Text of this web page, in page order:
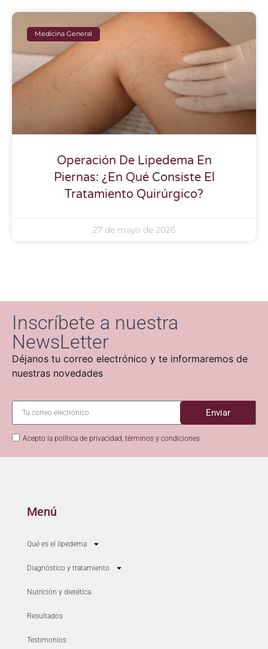
Medicina General
Operación De Lipedema En
Piernas: ¿En Qué Consiste El
Tratamiento Quirúrgico?
27 de mayo de 2026
Inscríbete a nuestra
NewsLetter
Déjanos tu correo electrónico y te informaremos de
nuestras novedades
Acepto la política de privacidad, términos y condiciones
Enviar
Menú
Qué es el lipedema
Diagnóstico y tratamiento
Nutrición y dietética
Resultados
Testimonios